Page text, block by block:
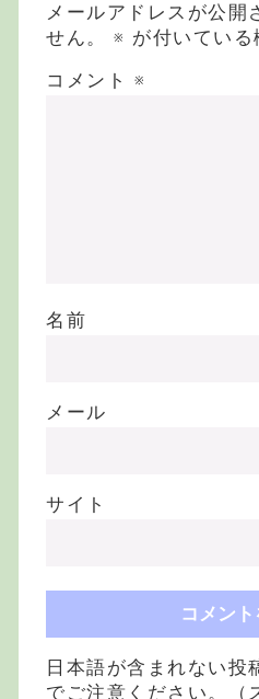
メールアドレスが公開
せん。
※ が付いてい
コメント ※
名前
メール
サイト
日本語が含まれない投
でご注意ください。（